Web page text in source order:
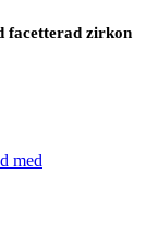
facetterad zirkon